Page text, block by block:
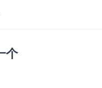
个